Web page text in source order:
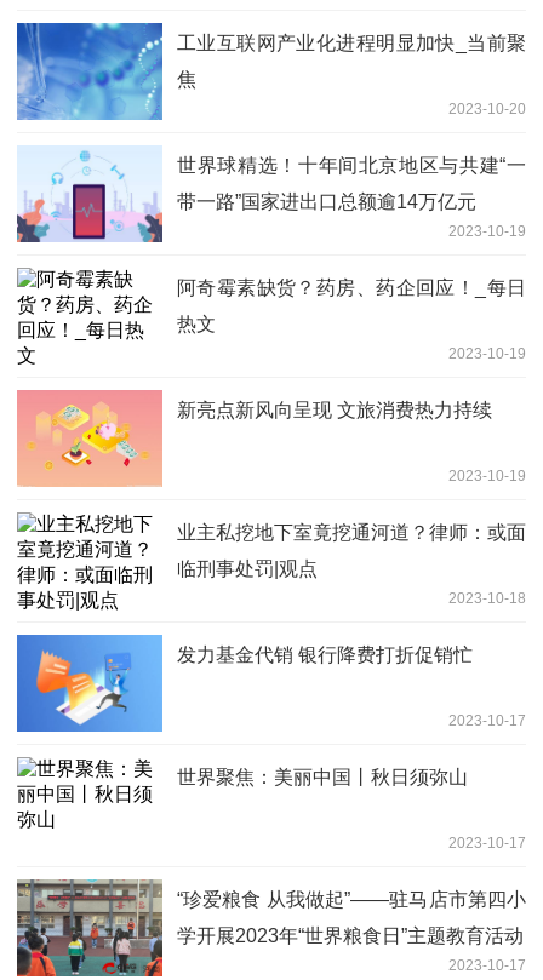
工业互联网产业化进程明显加快_当前聚
焦
2023-10-20
世界球精选！十年间北京地区与共建“一
带一路”国家进出口总额逾14万亿元
2023-10-19
阿奇霉素缺货？药房、药企回应！_每日
热文
2023-10-19
新亮点新风向呈现 文旅消费热力持续
2023-10-19
业主私挖地下室竟挖通河道？律师：或面
临刑事处罚|观点
2023-10-18
发力基金代销 银行降费打折促销忙
2023-10-17
世界聚焦：美丽中国丨秋日须弥山
2023-10-17
“珍爱粮食 从我做起”——驻马店市第四小
学开展2023年“世界粮食日”主题教育活动
2023-10-17